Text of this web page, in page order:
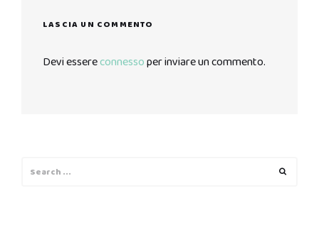
LASCIA UN COMMENTO
Devi essereconnessoper inviare un commento.
for: